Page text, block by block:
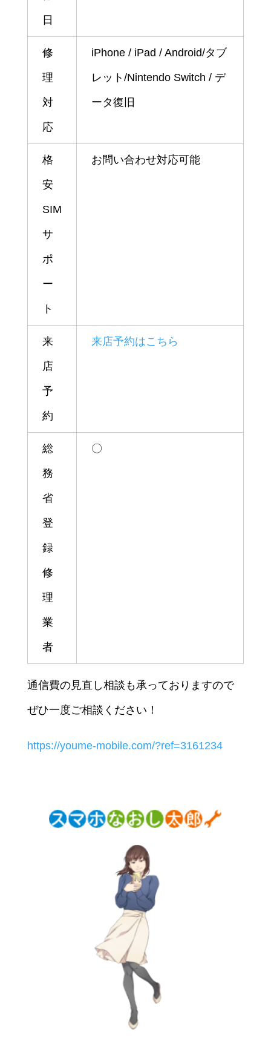
日
修
理
対
応
iPhone / iPad / Android/タブ
レット/Nintendo Switch / デ
ータ復旧
格
安
SIM
サ
ポ
ー
ト
お問い合わせ対応可能
来
店
予
約
来店予約はこちら
総
務
省
登
録
修
理
業
者
〇
通信費の見直し相談も承っておりますので
ぜひ一度ご相談ください！
https://youme-mobile.com/?ref=3161234